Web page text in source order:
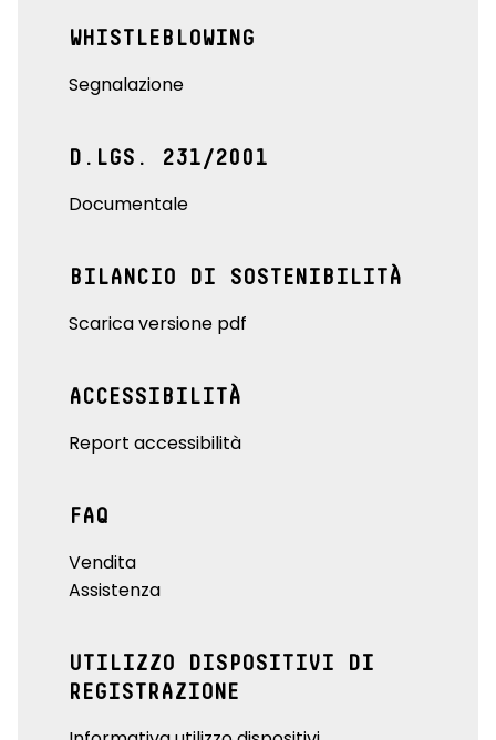
WHISTLEBLOWING
Segnalazione
D.LGS. 231/2001
Documentale
BILANCIO DI SOSTENIBILITÀ
Scarica versione pdf
ACCESSIBILITÀ
Report accessibilità
FAQ
Vendita
Assistenza
UTILIZZO DISPOSITIVI DI
REGISTRAZIONE